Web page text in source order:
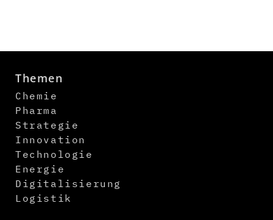
Themen
Chemie
Pharma
Strategie
Innovation
Technologie
Energie
Digitalisierung
Logistik